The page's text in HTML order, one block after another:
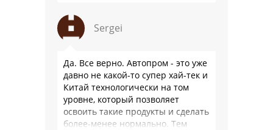
быть уверенным, что она меня
везде довезет и …
Sergei
Да. Все верно. Автопром - это уже
давно не какой-то супер хай-тек и
Китай технологически на том
уровне, который позволяет
освоить такие продукты и сделать
более-менее нормально. Тем